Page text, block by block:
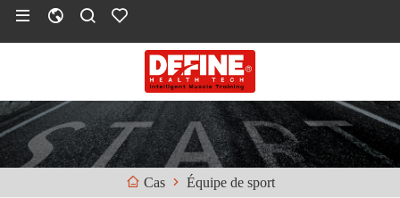
Cas Équipe de sport